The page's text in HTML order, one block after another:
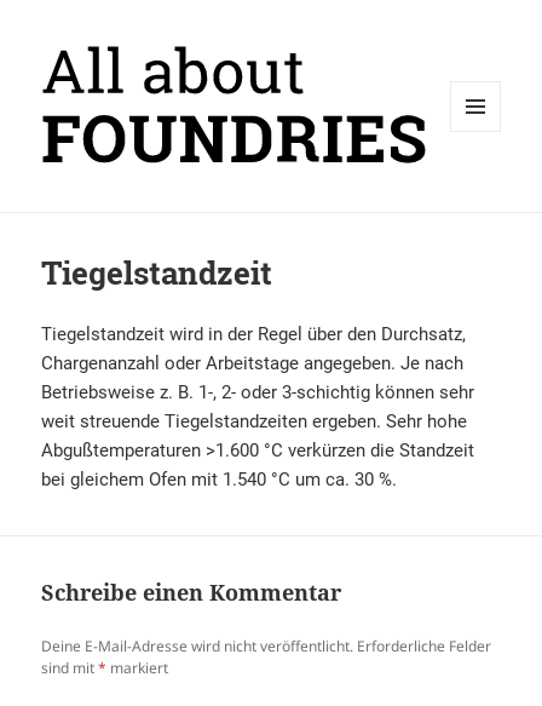
Tiegelstandzeit
Tiegelstandzeit wird in der Regel über den Durchsatz,
Chargenanzahl oder Arbeitstage angegeben. Je nach
Betriebsweise z. B. 1-, 2- oder 3-schichtig können sehr
weit streuende Tiegelstandzeiten ergeben. Sehr hohe
Abgußtemperaturen >1.600 °C verkürzen die Standzeit
bei gleichem Ofen mit 1.540 °C um ca. 30 %.
Schreibe einen Kommentar
Deine E-Mail-Adresse wird nicht veröffentlicht. Erforderliche Felder
sind mit* markiert